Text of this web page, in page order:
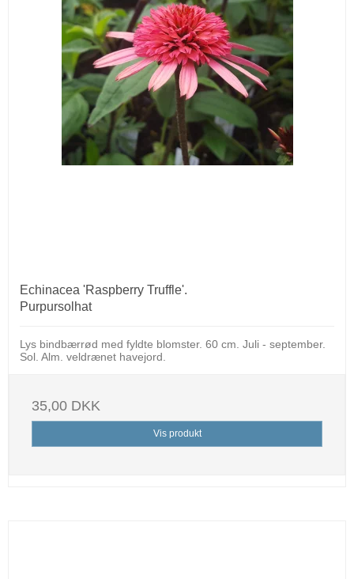
Echinacea 'Raspberry Truffle'.
Purpursolhat
Lys bindbærrød med fyldte blomster. 60 cm. Juli - september.
Sol. Alm. veldrænet havejord.
35,00 DKK
Vis produkt